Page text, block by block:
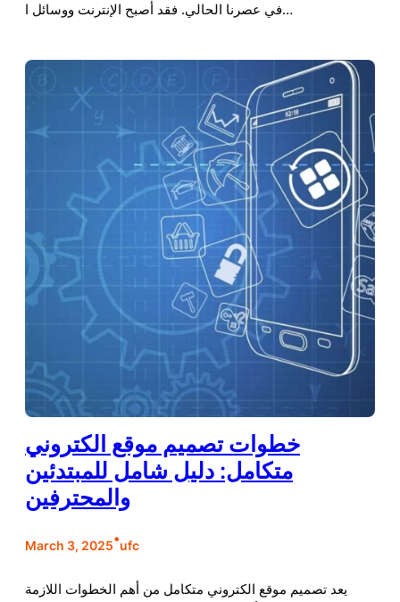
في عصرنا الحالي. فقد أصبح الإنترنت ووسائل ا…
خطوات تصميم موقع الكتروني
متكامل: دليل شامل للمبتدئين
والمحترفين
March 3, 2025•ufc
يعد تصميم موقع الكتروني متكامل من أهم الخطوات اللازمة